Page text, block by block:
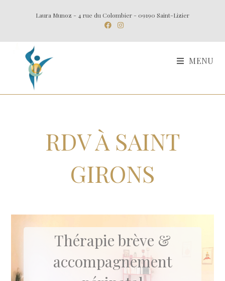
Laura Munoz - 4 rue du Colombier - 09190 Saint-Lizier
MENU
RDV À SAINT
GIRONS
Thérapie brève &
accompagnement